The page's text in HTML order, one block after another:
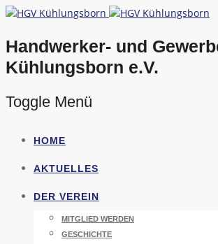
Handwerker- und
Kühlungsborn e.V.
Toggle Menü
Inhalt
HOME
AKTUELLES
DER VEREIN
MITGLIED WERDEN
GESCHICHTE